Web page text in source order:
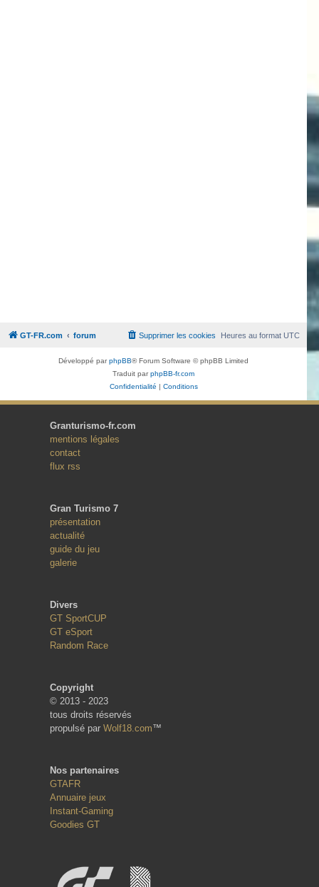
GT-FR.com forum Heures au formatUTC
Supprimer les cookies
Développé parphpBB® Forum Software © phpBB Limited
Traduit parphpBB-fr.com
Confidentialité | Conditions
Granturismo-fr.com
mentions légales
contact
flux rss
Gran Turismo 7
présentation
actualité
guide du jeu
galerie
Divers
GT SportCUP
GT eSport
Random Race
Copyright
© 2013 - 2023
tous droits réservés
propulsé par Wolf18.com™
Nos partenaires
GTAFR
Annuaire jeux
Instant-Gaming
Goodies GT